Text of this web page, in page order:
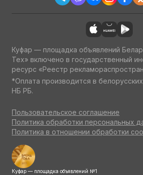
Куфар — площадка объявлений
Тех» включено в государственный
ресурс «Реестр
*Оплата производится в
НБ РБ.
Пользовательское соглашение
Политика обработки персональных
Политика в отношении обработки
Куфар — площадка объявлений №1